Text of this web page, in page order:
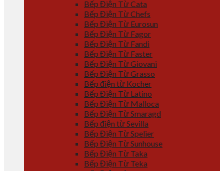
Bếp Điện Từ Cata
Bếp Điện Từ Chefs
Bếp Điện Từ Eurosun
Bếp Điện Từ Fagor
Bếp Điện Từ Fandi
Bếp Điện Từ Faster
Bếp Điện Từ Giovani
Bếp Điện Từ Grasso
Bếp điện từ Kocher
Bếp Điện Từ Latino
Bếp Điện Từ Malloca
Bếp Điện Từ Smaragd
Bếp điện từ Sevilla
Bếp Điện Từ Spelier
Bếp Điện Từ Sunhouse
Bếp Điện Từ Taka
Bếp Điện Từ Teka